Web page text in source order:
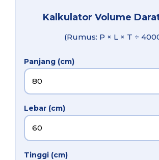
Kalkulator Volume
(Rumus: P × L × T ÷
Panjang (cm)
Lebar (cm)
Tinggi (cm)